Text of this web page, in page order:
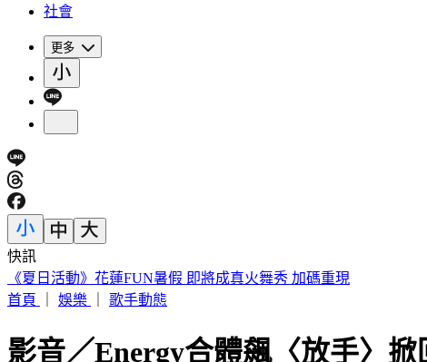
社會
更多
快訊
《夏日活動》花蓮FUN暑假 即將成真火舞秀 加碼重現
首頁
娛樂 歌手動態
影音／Energy合體飆〈放手〉